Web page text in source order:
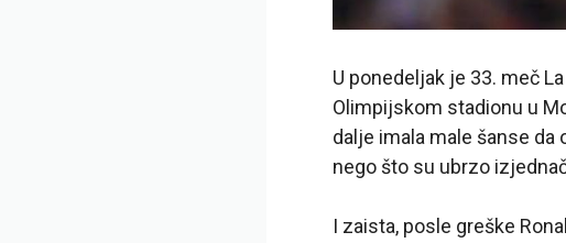
U ponedeljak je 33. meč
Olimpijskom stadionu u
dalje imala male šanse
nego što su ubrzo
I zaista, posle greške